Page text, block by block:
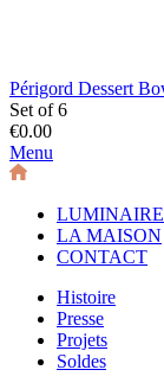
Périgord Dessert
Set of 6
€0.00
Menu
LUMINAIRE
LA MAISON
CONTACT
Histoire
Presse
Projets
Soldes